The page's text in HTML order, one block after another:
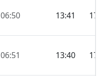
06:50 13:41
06:51 13:40